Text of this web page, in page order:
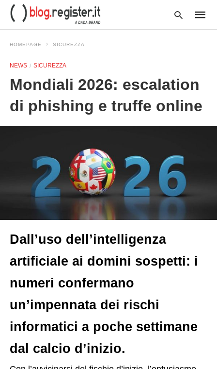
your
search
and
HOMEPAGE SICUREZZA
NEWS SICUREZZA
Mondiali 2026: escalation
di phishing e truffe online
Dall’uso dell’intelligenza
artificiale ai domini sospetti: i
numeri confermano
un’impennata dei rischi
informatici a poche settimane
dal calcio d’inizio.